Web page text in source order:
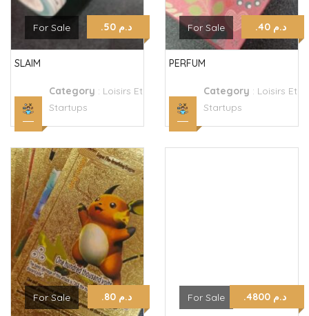
For Sale .د.م 50
SLAIM
Category : Loisirs Et
Startups
For Sale .د.م 40
PERFUM
Category : Loisirs Et
Startups
For Sale .د.م 80 For Sale .د.م 4800